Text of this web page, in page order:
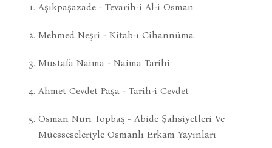
Aşıkpaşazade - Tevarih-i Al-i Osman
Mehmed Neşri - Kitab-ı Cihannüma
Mustafa Naima - Naima Tarihi
Ahmet Cevdet Paşa - Tarih-i Cevdet
Osman Nuri Topbaş - Abide Şahsiyetleri Ve
Müesseseleriyle Osmanlı Erkam Yayınları